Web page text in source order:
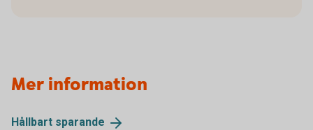
Mer information
Hållbart sparande